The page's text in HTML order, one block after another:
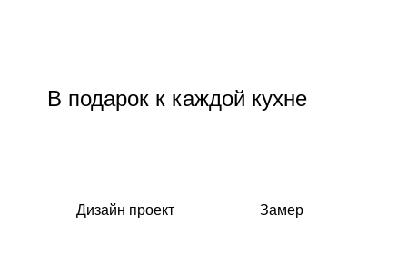
В подарок к каждой кухне
Дизайн проект Замер